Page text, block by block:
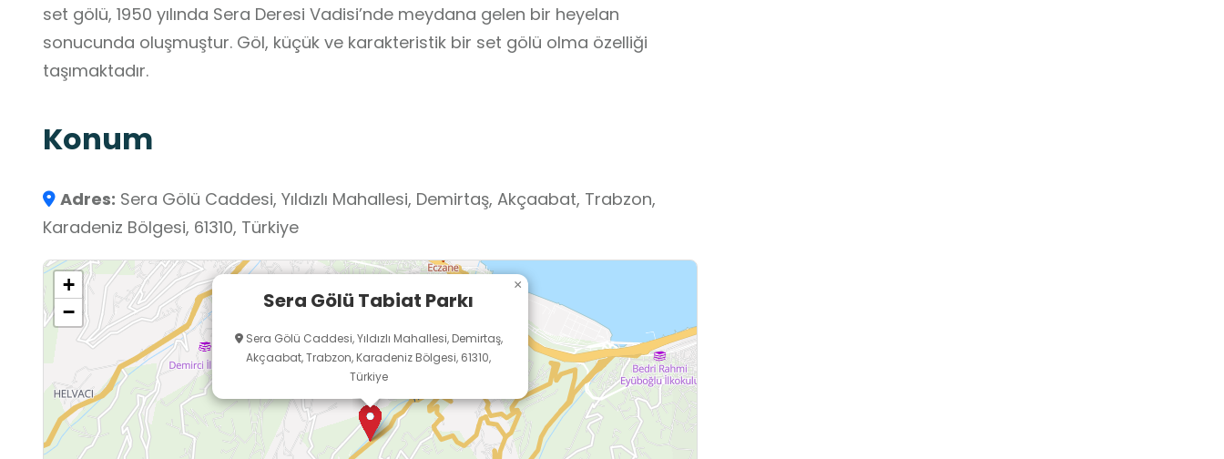
set gölü, 1950 yılında Sera Deresi Vadisi’nde meydana gelen bir heyelan
sonucunda oluşmuştur. Göl, küçük ve karakteristik bir set gölü olma özelliği
taşımaktadır.
Konum
Adres: Sera Gölü Caddesi, Yıldızlı Mahallesi, Demirtaş, Akçaabat, Trabzon,
Karadeniz Bölgesi, 61310, Türkiye
Sera Gölü Tabiat Parkı
Sera Gölü Caddesi, Yıldızlı Mahallesi, Demirtaş,
Akçaabat, Trabzon, Karadeniz Bölgesi, 61310,
Türkiye
×
+
−